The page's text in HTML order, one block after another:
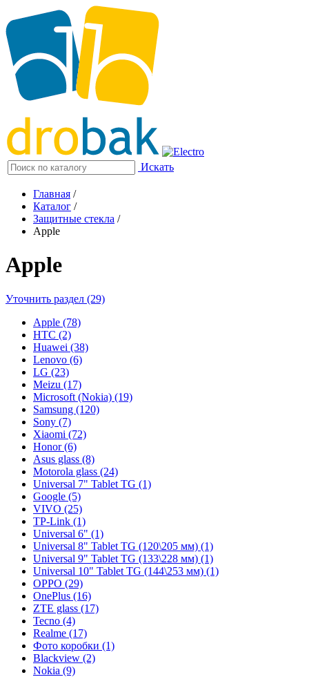
Искать
Главная /
Каталог /
Защитные стекла /
Apple
Apple
Уточнить раздел (29)
Apple (78)
HTC (2)
Huawei (38)
Lenovo (6)
LG (23)
Meizu (17)
Microsoft (Nokia) (19)
Samsung (120)
Sony (7)
Xiaomi (72)
Honor (6)
Asus glass (8)
Motorola glass (24)
Universal 7" Tablet TG (1)
Google (5)
VIVO (25)
TP-Link (1)
Universal 6" (1)
Universal 8" Tablet TG (120\205 мм) (1)
Universal 9" Tablet TG (133\228 мм) (1)
Universal 10" Tablet TG (144\253 мм) (1)
OPPO (29)
OnePlus (16)
ZTE glass (17)
Tecno (4)
Realme (17)
Фото коробки (1)
Blackview (2)
Nokia (9)